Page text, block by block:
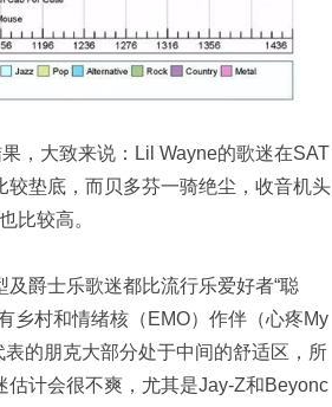
，大致来说：Lil Wayne的歌迷在SAT
垫底，而贝多芬一骑绝尘，收音机头
比较高。
爵士乐歌迷都比流行乐爱好者“聪
乡村和情绪核（EMO）作伴（心疼My
的朋克大部分处于中间的舒适区，所
估计会很不爽，尤其是Jay-Z和Beyonc